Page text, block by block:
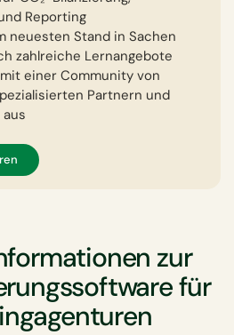
Reporting
neuesten Stand in Sachen
zahlreiche Lernangebote
einer Community von
Partnern und
zur
für